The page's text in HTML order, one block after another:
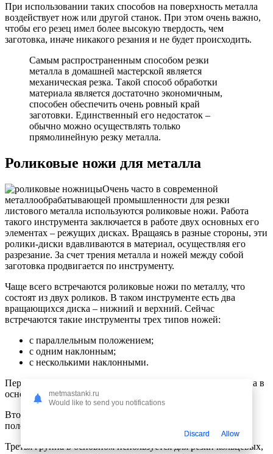
При использовании таких способов на поверхность металла
воздействует нож или другой станок. При этом очень важно,
чтобы его резец имел более высокую твердость, чем
заготовка, иначе никакого резания и не будет происходить.
Самым распространенным способом резки
металла в домашней мастерской является
механическая резка. Такой способ обработки
материала является достаточно экономичным,
способен обеспечить очень ровный край
заготовки. Единственный его недостаток –
обычно можно осуществлять только
прямолинейную резку металла.
Роликовые ножи для металла
Очень часто в современной
металлообрабатывающей промышленности для резки
листового металла используются роликовые ножи. Работа
такого инструмента заключается в работе двух основных его
элементах – режущих дисках. Вращаясь в разные стороны, эти
ролики-диски вдавливаются в материал, осуществляя его
разрезание. За счет трения металла и ножей между собой
заготовка продвигается по инструменту.
Чаще всего встречаются роликовые ножи по металлу, что
состоят из двух роликов. В таком инструменте есть два
вращающихся диска – нижний и верхний. Сейчас
встречаются такие инструменты трех типов ножей:
с параллельным положением;
с одним наклонным;
с несколькими наклонными.
Первая группа такого инструмента для резки предназначена в
основном для разрезания материала на полосы.
Вторая группа – предназначена для нарезания металла на
полосы, а также для круглых и кольцевых заготовок.
Третья группа в основном используется для резки кольцевых,
metmastanki.ru
Would like to send you notifications
Discard Allow